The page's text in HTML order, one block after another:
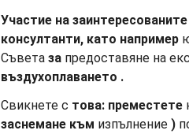
Участие на
консултанти, като например
Съвета за предоставяне на
въздухоплаването .
Свикнете с това: преместете
заснемане към изпълнение )